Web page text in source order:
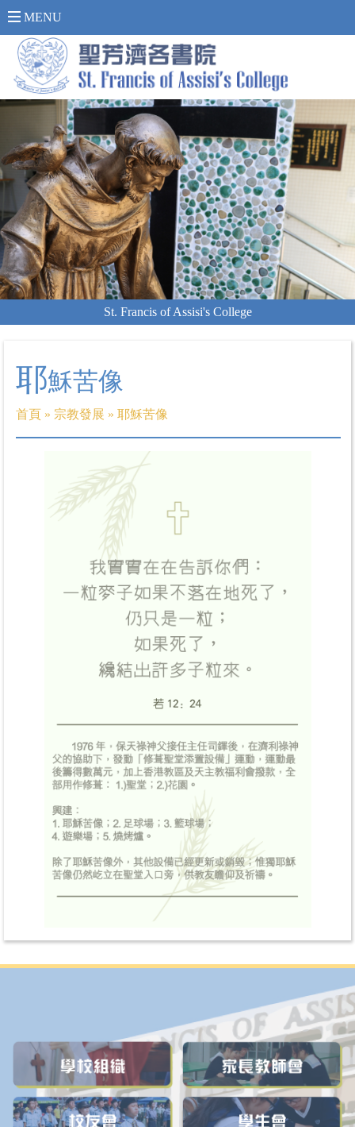
MENU
St. Francis of Assisi's College
耶穌苦像
首頁 » 宗教發展 » 耶穌苦像